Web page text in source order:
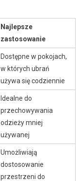
Najlepsze
zastosowanie
Dostępne w pokojach,
w których ubrań
używa się codziennie
Idealne do
przechowywania
odzieży mniej
używanej
Umożliwiają
dostosowanie
przestrzeni do